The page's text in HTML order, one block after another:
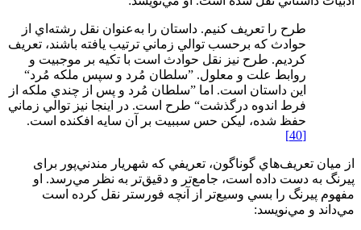
طرح را تعريف كنيم. داستان را به‌عنوان نقل رشته‌اي از
حوادث كه برحسب توالي زماني ترتيب يافته باشند، تعريف
كرديم. طرح نيز نقل حوادث است با تكيه بر موجبيت و
روابط علت و معلول. ”سلطان مُرد و سپس ملكه مُرد“
اين داستان است. اما ”سلطان مُرد و پس از چندي ملكه از
فرط اندوه درگذشت“ طرح است. در اينجا نيز توالي زماني
حفظ شده، ليكن حس سببيت بر آن سايه افكنده است.
[40]
از ميان تعريف‌هاي گوناگون، تعريفي كه شهريار مندني‌پور برای
پیرنگ به دست داده است، جامع‌تر و دقيق‌تر به نظر مي‌رسد. او
مفهوم پیرنگ را بسي وسيع‌تر از آنچه فورستر نقل كرده است
مي‌داند و مي‌نويسد: